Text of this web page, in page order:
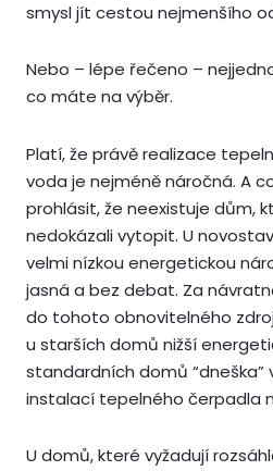
smysl jít cestou nejmenšího
Nebo – lépe řečeno –
co máte na výběr.
Platí, že právě realizace
voda je nejméně náročná. A
prohlásit, že neexistuje dům,
nedokázali vytopit. U
velmi nízkou energetickou
jasná a bez debat. Za
do tohoto obnovitelného
u starších domů nižší
standardních domů “dneška”
instalací tepelného čerpadla
U domů, které vyžadují